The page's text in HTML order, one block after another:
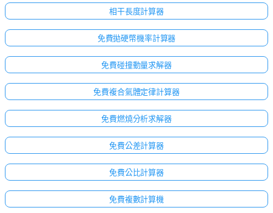
相干長度計算器
免費拋硬幣機率計算器
免費碰撞動量求解器
免費複合氣體定律計算器
免費燃燒分析求解器
免費公差計算器
免費公比計算器
免費複數計算機